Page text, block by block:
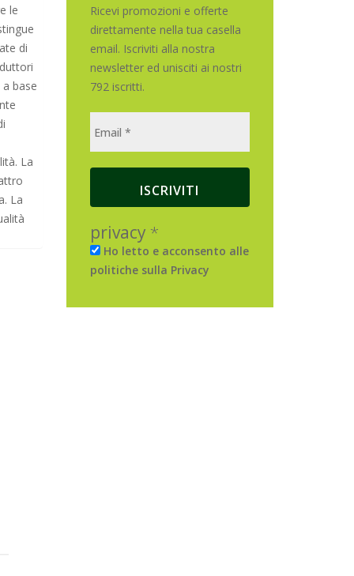
le
di
base
La
La
Ricevi promozioni e offerte
direttamente nella tua casella
email. Iscriviti alla nostra
newsletter ed unisciti ai nostri
792 iscritti.
privacy *
Ho letto e acconsento alle
politiche sulla Privacy